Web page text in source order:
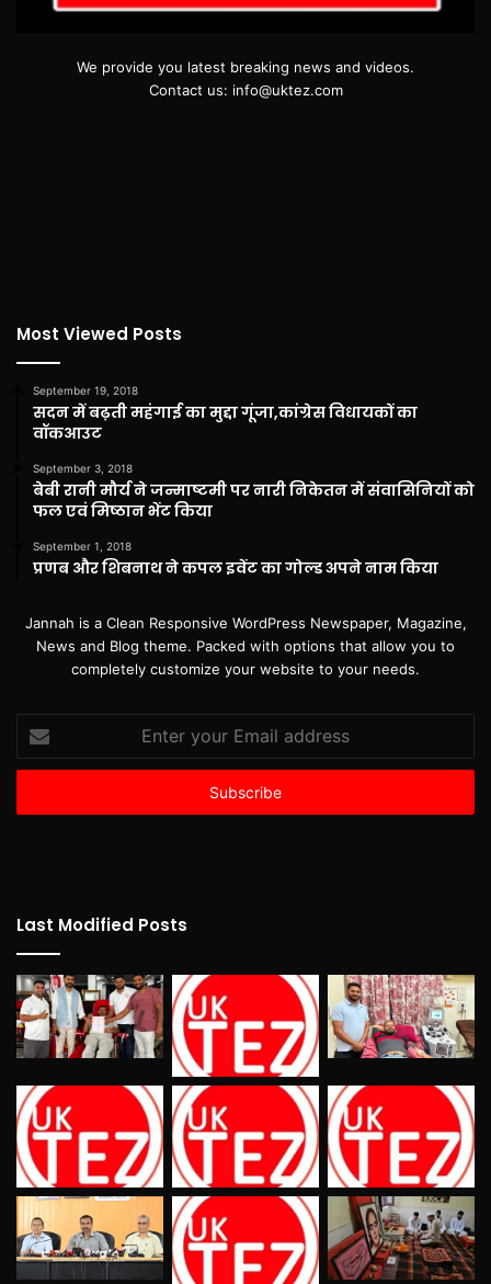
We provide you latest breaking news and videos.
Contact us: info@uktez.com
Most Viewed Posts
September 19, 2018
सदन में बढ़ती महंगाई का मुद्दा गूंजा,कांग्रेस विधायकों का
वॉकआउट
September 3, 2018
बेबी रानी मौर्य ने जन्माष्टमी पर नारी निकेतन में संवासिनियों को
फल एवं मिष्ठान भेंट किया
September 1, 2018
प्रणब और शिबनाथ ने कपल इवेंट का गोल्ड अपने नाम किया
Jannah is a Clean Responsive WordPress Newspaper, Magazine,
News and Blog theme. Packed with options that allow you to
completely customize your website to your needs.
Enter
your
Email
Last Modified Posts